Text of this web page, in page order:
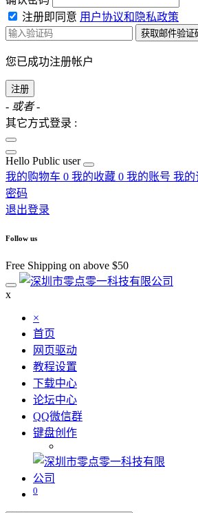
注册即同意 用户协议和隐私政策
获取邮件验证
您已成功注册帐户
注册
- 或者 -
其它方式登录 :
Hello Public user
我的购物车 0 我的收藏 0 我的账号 我的
密码
退出登录
Follow us
Free Shipping on above $50
x
×
首页
网页驱动
教程设置
下载中心
论坛中心
QQ微信群
键盘创作
0